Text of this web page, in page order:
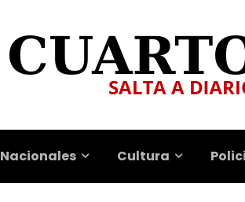
Nacionales Cultura